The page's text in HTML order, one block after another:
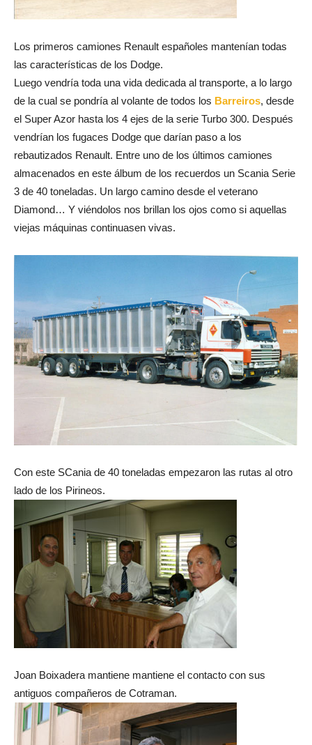
Los primeros camiones Renault españoles mantenían todas
las características de los Dodge.
Luego vendría toda una vida dedicada al transporte, a lo largo
de la cual se pondría al volante de todos los Barreiros, desde
el Super Azor hasta los 4 ejes de la serie Turbo 300. Después
vendrían los fugaces Dodge que darían paso a los
rebautizados Renault. Entre uno de los últimos camiones
almacenados en este álbum de los recuerdos un Scania Serie
3 de 40 toneladas. Un largo camino desde el veterano
Diamond… Y viéndolos nos brillan los ojos como si aquellas
viejas máquinas continuasen vivas.
Con este SCania de 40 toneladas empezaron las rutas al otro
lado de los Pirineos.
Joan Boixadera mantiene mantiene el contacto con sus
antiguos compañeros de Cotraman.